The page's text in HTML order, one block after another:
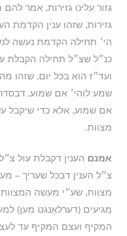
גזור עלינו גזירות, אמר
גזירות, שזהו ענין הקדמת
הי׳ תחילה הקדמת נעשה
כנ״ל שצ״ל תחילה הקבלת
ועד״ז הוא בכל יום, שזהו
שמע לוהי׳ אם שמוע,
אם שמוע, אלא כדי שיקבל
מצוות.
אמנם הענין דקבלת עול
צ״ל הענין דבכל שעריך –
מצוות, שע״י מעשה המצוות
מגיעים (דערלאַנגט מען)
המקיף ועצם המקיף עד